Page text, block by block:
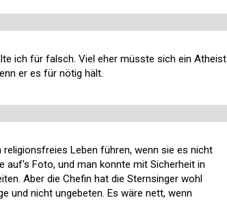
ich für falsch. Viel eher müsste sich ein Atheist
er es für nötig hält.
Leben führen, wenn sie es nicht
auf's Foto, und man konnte mit Sicherheit in
Aber die Chefin hat die Sternsinger wohl
und nicht ungebeten. Es wäre nett, wenn